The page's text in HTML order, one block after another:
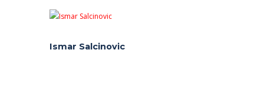
Ismar Salcinovic